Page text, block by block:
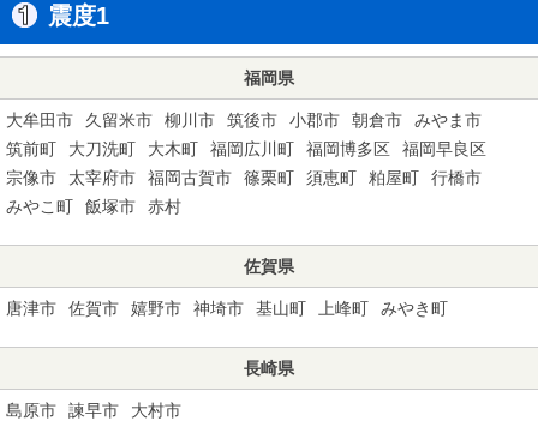
震度1
福岡県
大牟田市 久留米市 柳川市 筑後市 小郡市 朝倉市
みやま市
筑前町
大刀洗町 大木町 福岡広川町 福岡博多区
福岡早良区
宗像市
太宰府市 福岡古賀市 篠栗町 須恵町 粕屋町
行橋市
みやこ町
飯塚市 赤村
佐賀県
唐津市 佐賀市 嬉野市 神埼市 基山町 上峰町 みやき町
長崎県
島原市 諫早市 大村市